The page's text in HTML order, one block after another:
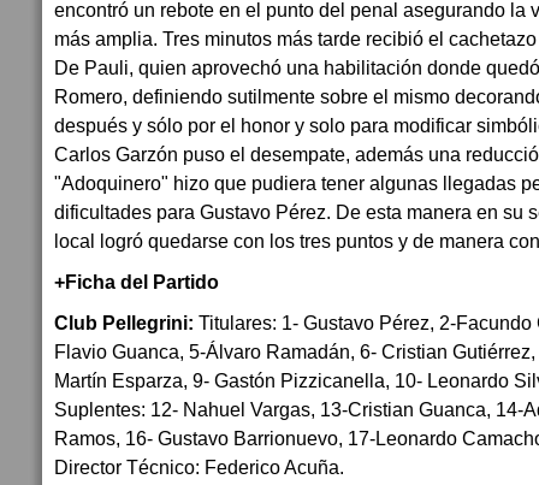
encontró un rebote en el punto del penal asegurando la
más amplia. Tres minutos más tarde recibió el
De Pauli, quien aprovechó una habilitación donde
Romero, definiendo sutilmente sobre el mismo
después y sólo por el honor y solo para modificar
Carlos Garzón puso el desempate, además una
"Adoquinero" hizo que pudiera tener algunas llegadas
dificultades para Gustavo Pérez. De esta manera en su
local logró quedarse con los tres puntos y de manera
+Ficha del Partido
Club Pellegrini: Titulares: 1- Gustavo Pérez, 2-
Flavio Guanca, 5-Álvaro Ramadán, 6- Cristian
Martín Esparza, 9- Gastón Pizzicanella, 10- Leonardo
Suplentes: 12- Nahuel Vargas, 13-Cristian Guanca, 14-
Ramos, 16- Gustavo Barrionuevo, 17-Leonardo
Director Técnico: Federico Acuña.